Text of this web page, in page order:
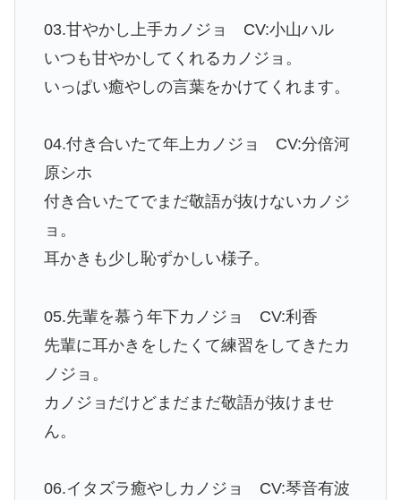
03.甘やかし上手カノジョ CV:小山ハル
いつも甘やかしてくれるカノジョ。
いっぱい癒やしの言葉をかけてくれます。
04.付き合いたて年上カノジョ CV:分倍河
原シホ
付き合いたてでまだ敬語が抜けないカノジ
ョ。
耳かきも少し恥ずかしい様子。
05.先輩を慕う年下カノジョ CV:利香
先輩に耳かきをしたくて練習をしてきたカ
ノジョ。
カノジョだけどまだまだ敬語が抜けませ
ん。
06.イタズラ癒やしカノジョ CV:琴音有波